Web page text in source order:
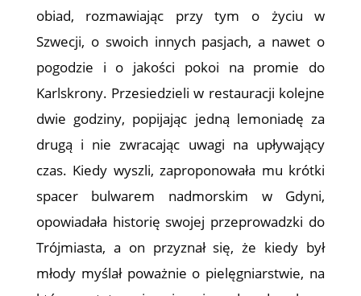
obiad, rozmawiając przy tym o życiu w
Szwecji, o swoich innych pasjach, a nawet o
pogodzie i o jakości pokoi na promie do
Karlskrony. Przesiedzieli w restauracji kolejne
dwie godziny, popijając jedną lemoniadę za
drugą i nie zwracając uwagi na upływający
czas. Kiedy wyszli, zaproponowała mu krótki
spacer bulwarem nadmorskim w Gdyni,
opowiadała historię swojej przeprowadzki do
Trójmiasta, a on przyznał się, że kiedy był
młody myślał poważnie o pielęgniarstwie, na